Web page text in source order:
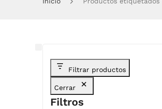
Filtrar productos
Cerrar
Filtros